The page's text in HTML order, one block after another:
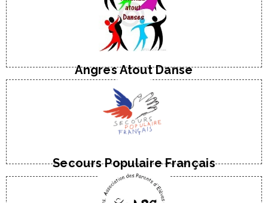
Angres Atout Danse
Danse de salon pour adultes
M. Yves LESART
Tel : 03 21 77 90 02
Secours Populaire Français
M. Patrick BASSEZ
Tel : 06 60 13 27 33
E-Mail